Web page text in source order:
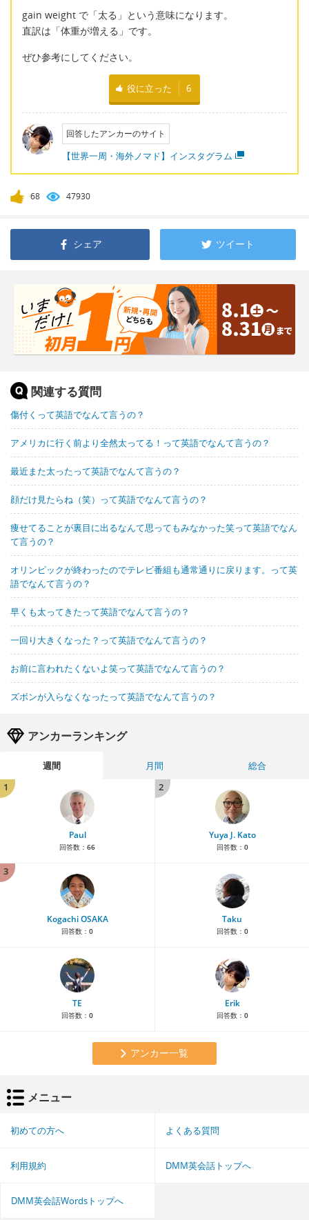
gain weight で「太る」という意味になります。
直訳は「体重が増える」です。
ぜひ参考にしてください。
役に立った 6
回答したアンカーのサイト
【世界一周・海外ノマド】インスタグラム
68 47930
シェア ツイート
関連する質問
傷付くって英語でなんて言うの？
アメリカに行く前より全然太ってる！って英語でなんて言うの？
最近また太ったって英語でなんて言うの？
顔だけ見たらね（笑）って英語でなんて言うの？
痩せてることが裏目に出るなんて思ってもみなかった笑って英語でなん
て言うの？
オリンピックが終わったのでテレビ番組も通常通りに戻ります。って英
語でなんて言うの？
早くも太ってきたって英語でなんて言うの？
一回り大きくなった？って英語でなんて言うの？
お前に言われたくないよ笑って英語でなんて言うの？
ズボンが入らなくなったって英語でなんて言うの？
アンカーランキング
週間 月間
総合
1
Paul
回答数： 66
2
Yuya J. Kato
回答数： 0
3
Kogachi OSAKA
回答数： 0
Taku
回答数： 0
TE
回答数： 0
Erik
回答数： 0
アンカー一覧
メニュー
初めての方へ よくある質問
利用規約 DMM英会話トップへ
DMM英会話Wordsトップへ